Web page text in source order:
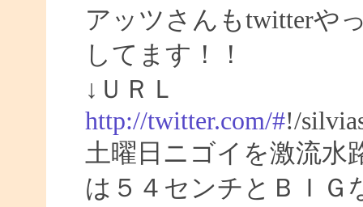
アッツさんもtwitterや
してます！！
↓ＵＲＬ
http://twitter.com/#!/
土曜日ニゴイを激流水
は５４センチとＢＩＧ